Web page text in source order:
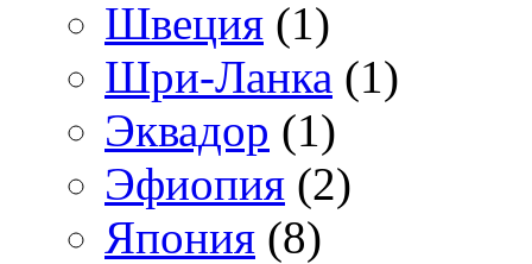
Швеция (1)
Шри-Ланка (1)
Эквадор (1)
Эфиопия (2)
Япония (8)